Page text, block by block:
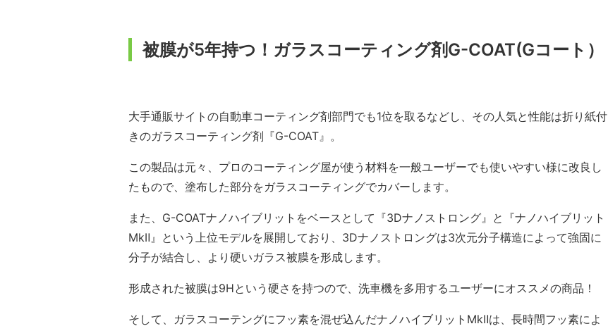
被膜が5年持つ！ガラスコーティング剤G-COAT(Gコート）
大手通販サイトの自動車コーティング剤部門でも1位を取るなどし、その人気と性能は折り紙付
きのガラスコーティング剤『G-COAT』。
この製品は元々、プロのコーティング屋が使う材料を一般ユーザーでも使いやすい様に改良し
たもので、塗布した部分をガラスコーティングでカバーします。
また、G-COATナノハイブリットをベースとして『3Dナノストロング』と『ナノハイブリット
MkⅡ』という上位モデルを展開しており、3Dナノストロングは3次元分子構造によって強固に
分子が結合し、より硬いガラス被膜を形成します。
形成された被膜は9Hという硬さを持つので、洗車機を多用するユーザーにオススメの商品！
そして、ガラスコーテングにフッ素を混ぜ込んだナノハイブリットMkⅡは、長時間フッ素によ